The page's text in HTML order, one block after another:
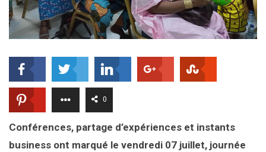
0
Conférences, partage d’expériences et instants
business ont marqué le vendredi 07 juillet, journée